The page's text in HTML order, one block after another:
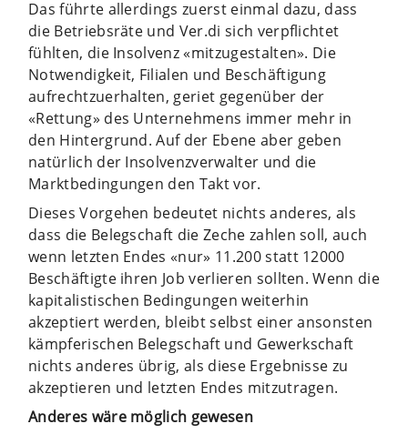
Das führte allerdings zuerst einmal dazu, dass
die Betriebsräte und Ver.di sich verpflichtet
fühlten, die Insolvenz «mitzugestalten». Die
Notwendigkeit, Filialen und Beschäftigung
aufrechtzuerhalten, geriet gegenüber der
«Rettung» des Unternehmens immer mehr in
den Hintergrund. Auf der Ebene aber geben
natürlich der Insolvenzverwalter und die
Marktbedingungen den Takt vor.
Dieses Vorgehen bedeutet nichts anderes, als
dass die Belegschaft die Zeche zahlen soll, auch
wenn letzten Endes «nur» 11.200 statt 12000
Beschäftigte ihren Job verlieren sollten. Wenn die
kapitalistischen Bedingungen weiterhin
akzeptiert werden, bleibt selbst einer ansonsten
kämpferischen Belegschaft und Gewerkschaft
nichts anderes übrig, als diese Ergebnisse zu
akzeptieren und letzten Endes mitzutragen.
Anderes wäre möglich gewesen